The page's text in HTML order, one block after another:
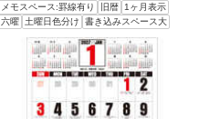
メモスペース:罫線有り
旧暦
1ヶ月表示
六曜
土曜日色分け 書き込みスペース大